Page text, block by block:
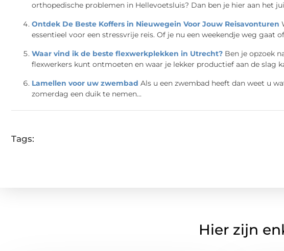
orthopedische problemen in Hellevoetsluis? Dan ben je hier aan het
Ontdek De Beste Koffers in Nieuwegein Voor Jouw Reisavonturen
essentieel voor een stressvrije reis. Of je nu een weekendje weg gaat
Waar vind ik de beste flexwerkplekken in Utrecht? Ben je opzoek
flexwerkers kunt ontmoeten en waar je lekker productief aan de slag
Lamellen voor uw zwembad Als u een zwembad heeft dan weet u
zomerdag een duik te nemen...
Tags:
Hier zijn